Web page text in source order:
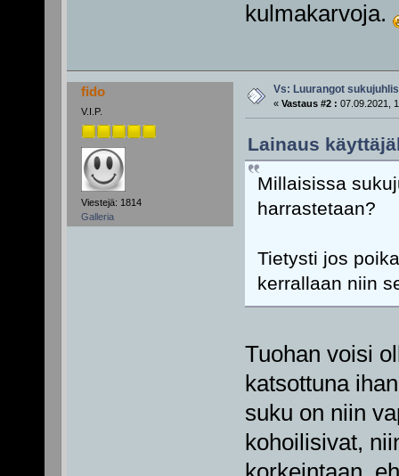
kulmakarvoja.
fido
V.I.P.
Viestejä: 1814
Galleria
Vs: Luurangot
« Vastaus #2 : 07.09.2021,
Lainaus
Millaisissa
harrastetaan?
Tietysti jos
kerrallaan niin
Tuohan voisi
katsottuna
suku on niin
kohoilisivat,